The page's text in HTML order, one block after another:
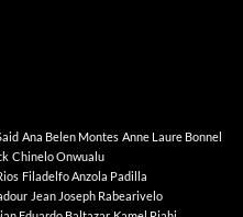
Ana Belen Montes Anne Laure Bonnel
Chinelo Onwualu
Filadelfo Anzola Padilla
Jean Joseph Rabearivelo